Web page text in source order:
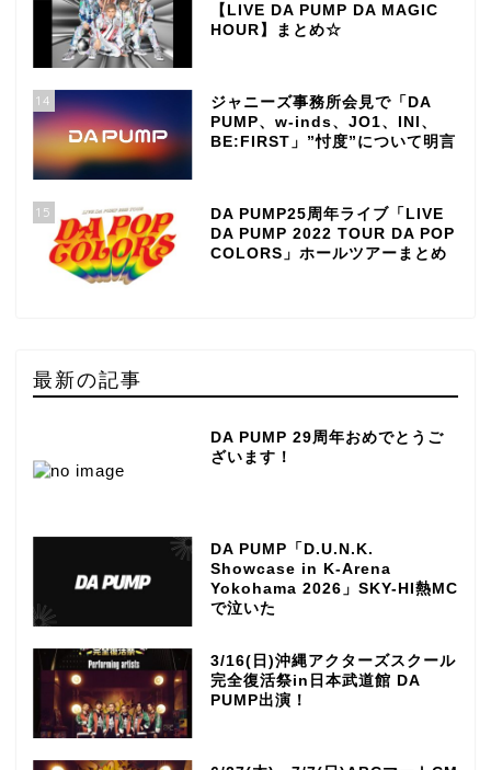
【LIVE DA PUMP DA MAGIC
HOUR】まとめ☆
14
ジャニーズ事務所会見で「DA
PUMP、w-inds、JO1、INI、
BE:FIRST」”忖度”について明言
15
DA PUMP25周年ライブ「LIVE
DA PUMP 2022 TOUR DA POP
COLORS」ホールツアーまとめ
最新の記事
DA PUMP 29周年おめでとうご
ざいます！
DA PUMP「D.U.N.K.
Showcase in K-Arena
Yokohama 2026」SKY-HI熱MC
で泣いた
3/16(日)沖縄アクターズスクール
完全復活祭in日本武道館 DA
PUMP出演！